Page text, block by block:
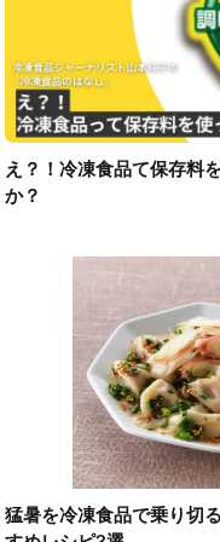
え？！冷凍食品て保存料
か？
猛暑を冷凍食品で乗り切